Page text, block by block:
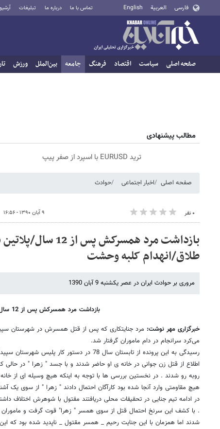
فارسی العربية English تماس با ما درباره ما تبلیغات آرشیو
صفحه اصلی سیاست اقتصاد فرهنگ جامعه بین‌الملل ورزش
مطالب پیشنهادی
ترید EURUSD با اسپرد از صفر پیپ
صفحه اصلی اخبار اجتماعی حوادث
۰ نفر ۹ آبان ۱۳۹۰ - ۱۶:۵۶
بازداشت مرد همسرکش
طلاق/انهدام کلبه‌ وحشت
مروری بر حوادث ایران در عصر یکشنبه 9 آبان 1390
بازداشت مرد همسرکش پس از 12 سال
خبرگزاری مهر نوشت:
می‌کرد سرانجام در دام ماموران گرفتار شد.
رسیدگی به این پرونده از تابستان سال 78 در دستور
اطلاع از قتل زن جوانی در خانه ی او حاضر شدند و با جسد " زهرا " در حالی
روبه رو شدند . در نخستین بررسی ها با توجه به اینکه هیچ وسیله ای از
هیچ مقاومتی وارد آنجا شده بود کارآگان احتمال دادند " زهرا " از سوی یک
در ادامه تیم جنایی در تحقیقات محلی دریافتند مقتول با شوهرش اختلاف
. با کشف این سرنخ احتمال قتل از سوی همسر " زهرا" قوت گرفت و
شدند اما همزمان با این جنایت رحیم _ همسر مقتول _ ناپدید شده بود که